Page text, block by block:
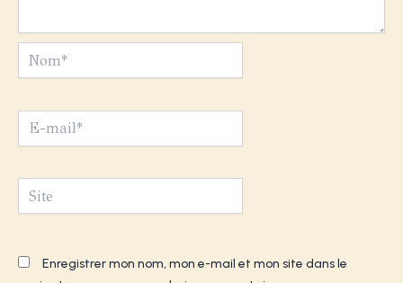
mail*
Enregistrer mon nom, mon e-mail et mon site dans le